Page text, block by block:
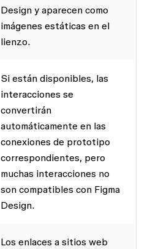
Design y aparecen como
imágenes estáticas en el
lienzo.
Si están disponibles, las
interacciones se
convertirán
automáticamente en las
conexiones de prototipo
correspondientes, pero
muchas interacciones no
son compatibles con Figma
Design.
Los enlaces a sitios web